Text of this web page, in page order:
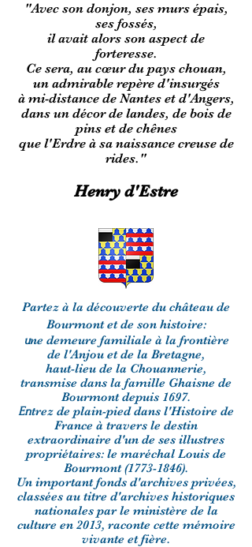
"Avec son donjon, ses murs épais,
ses fossés,
il avait alors son aspect de
forteresse.
Ce sera, au cœur du pays chouan,
un admirable repère d'insurgés
à mi-distance de Nantes et d'Angers,
dans un décor de landes, de bois de
pins et de chênes
que l'Erdre à sa naissance creuse de
rides."
Henry d'Estre
Partez à la découverte du château de
Bourmont et de son histoire:
une demeure familiale à la frontière
de l'Anjou et de la Bretagne,
haut-lieu de la Chouannerie,
transmise dans la famille Ghaisne de
Bourmont depuis 1697.
Entrez de plain-pied dans l'Histoire de
France à travers le destin
extraordinaire d'un de ses illustres
propriétaires: le maréchal Louis de
Bourmont(1773-1846).
Un important fonds d'archives privées,
classées au titre d'archives historiques
nationales par le ministère de la
culture en 2013, raconte cette mémoire
vivante et fière.